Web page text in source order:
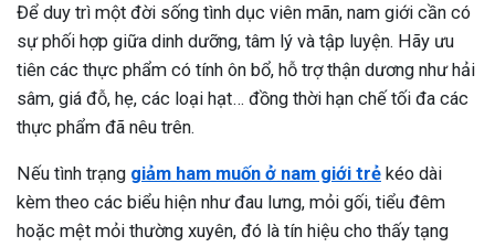
Để duy trì một đời sống tình dục viên mãn, nam giới cần có
sự phối hợp giữa dinh dưỡng, tâm lý và tập luyện. Hãy ưu
tiên các thực phẩm có tính ôn bổ, hỗ trợ thận dương như hải
sâm, giá đỗ, hẹ, các loại hạt… đồng thời hạn chế tối đa các
thực phẩm đã nêu trên.
Nếu tình trạng giảm ham muốn ở nam giới trẻ kéo dài
kèm theo các biểu hiện như đau lưng, mỏi gối, tiểu đêm
hoặc mệt mỏi thường xuyên, đó là tín hiệu cho thấy tạng